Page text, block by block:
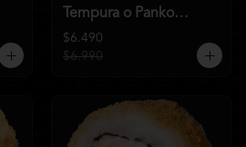
Tempura o Panko
(HR04)
$6.490
$6.990